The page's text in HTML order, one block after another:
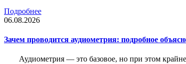
Подробнее
06.08.2026
Зачем проводится аудиометрия: подробное
Аудиометрия — это базовое, но при этом